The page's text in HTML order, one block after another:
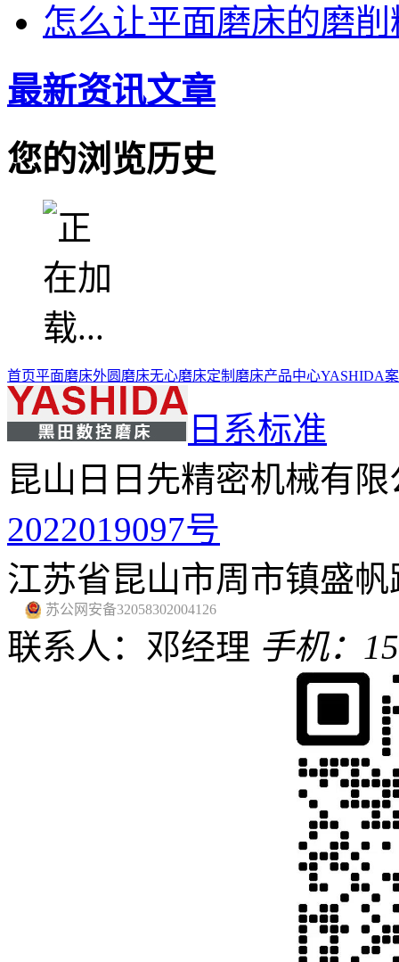
怎么让平面磨床的磨
最新资讯文章
您的浏览历史
首页平面磨床外圆磨床无心磨床定制磨床产品中心YASHIDA
日系标准
昆山日日先精密机械有限
2022019097号
江苏省昆山市周市镇盛帆
苏公网安备32058302004126
联系人：邓经理 手机：